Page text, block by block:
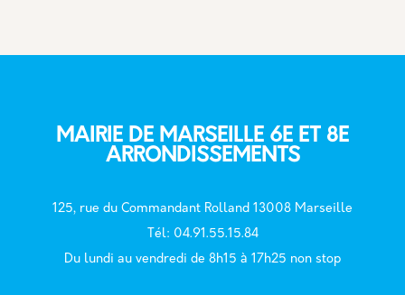
MAIRIE DE MARSEILLE 6E ET 8E
ARRONDISSEMENTS
125, rue du Commandant Rolland 13008 Marseille
Tél: 04.91.55.15.84
Du lundi au vendredi de 8h15 à 17h25 non stop